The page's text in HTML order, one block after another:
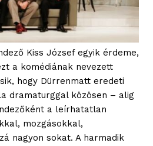
Kiss József egyik érdeme,
a komédiának nevezett
hogy Dürrenmatt eredeti
dramaturggal közösen – alig
a leírhatatlan
mozgásokkal,
nagyon sokat. A harmadik